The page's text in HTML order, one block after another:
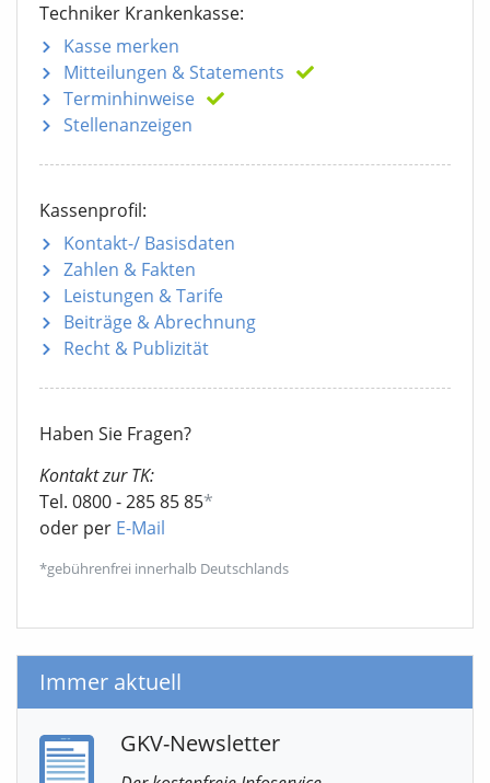
Techniker Krankenkasse:
Kasse merken
Mitteilungen & Statements
Terminhinweise
Stellenanzeigen
Kassenprofil:
Kontakt-/ Basisdaten
Zahlen & Fakten
Leistungen & Tarife
Beiträge & Abrechnung
Recht & Publizität
Haben Sie Fragen?
Kontakt zur TK:
Tel. 0800 - 285 85 85*
oder per E-Mail
*gebührenfrei innerhalb Deutschlands
Immer aktuell
GKV-Newsletter